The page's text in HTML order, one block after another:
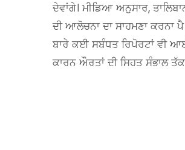
ਦੇਵਾਂਗੇ। ਮੀਡਿਆ ਅਨੁਸਾਰ,
ਦੀ ਆਲੋਚਨਾ ਦਾ ਸਾਹਮਣਾ ਕਰਨਾ
ਬਾਰੇ ਕਈ ਸਬੰਧਤ ਰਿਪੋਰਟਾਂ ਵੀ
ਕਾਰਨ ਔਰਤਾਂ ਦੀ ਸਿਹਤ ਸੰਭਾਲ